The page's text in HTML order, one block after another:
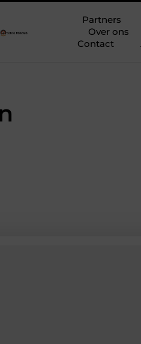
Partners
Over ons
Contact